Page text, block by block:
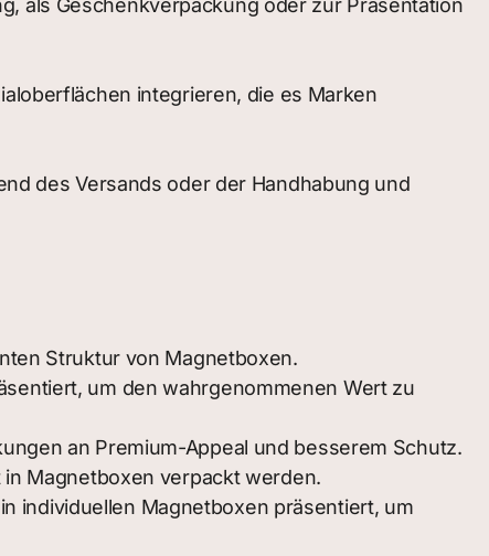
als Geschenkverpackung oder zur Präsentation
integrieren, die es Marken
des Versands oder der Handhabung und
Struktur von Magnetboxen.
um den wahrgenommenen Wert zu
an Premium-Appeal und besserem Schutz.
Magnetboxen verpackt werden.
individuellen Magnetboxen präsentiert, um